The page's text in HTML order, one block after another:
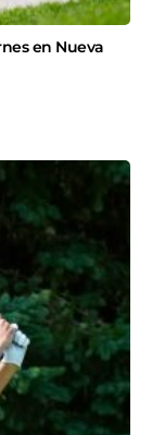
en Nueva